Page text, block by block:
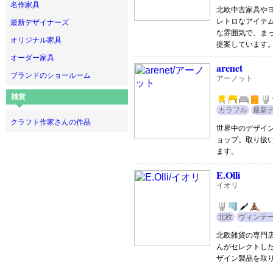
名作家具
最新デザイナーズ
オリジナル家具
オーダー家具
ブランドのショールーム
雑貨
クラフト作家さんの作品
北欧中古家具や
レトロなアイテ
な雰囲気で、ま
提案しています
arenet
アーノット
カラフル 最新
世界中のデザイ
ョップ。取り扱
ます。
E.Olli
イオリ
北欧 ヴィンテ
北欧雑貨の専門
んがセレクトし
ザイン製品を取